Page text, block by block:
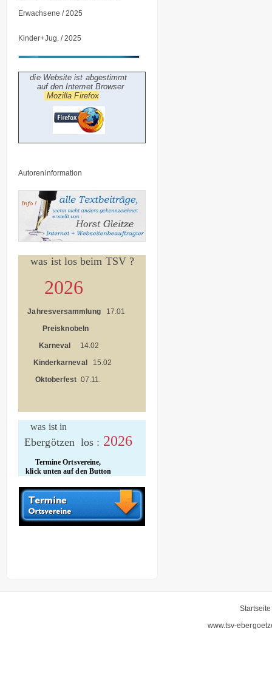
Erwachsene / 2025
Kinder+Jug. / 2025
die Website ist abgestimmt
auf den Internet Browser
Mozilla Firefox
Autoreninformation
was ist los beim TSV ?
2026
Jahresversammlung17.01
Preisknobeln
Karneval
14.02
Kinderkarneval
15.02
Oktoberfest 07.11.
was ist in
Ebergötzen los : 2026
Termine Ortsvereine,
klick unten auf den Button
Startseite
www.tsv-